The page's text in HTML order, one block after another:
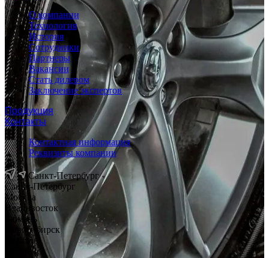
О компании
Технология
История
Сотрудники
Партнеры
Вакансии
Стать дилером
Заключение экспертов
Продукция
Контакты
Контактная информация
Реквизиты компании
Санкт-Петербург
Санкт-Петербург
Москва
Владивосток
Тюмень
Новосибирск
Саратов
Смоленск